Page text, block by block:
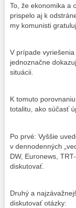
To, že ekonomika a
prispelo aj k
my komunisti
V prípade
jednoznačne
situácii.
K tomuto
totalitu, ako súčasť
Po prvé: Vyššie
v dennodenných
DW, Euronews,
diskutovať.
Druhý a
diskutovať otázky: